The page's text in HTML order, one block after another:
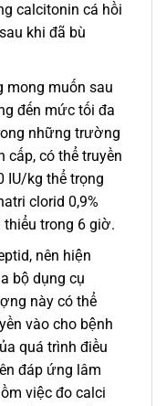
calcitonin cá hồi
khi đã bù
mong muốn sau
đến mức tối đa
những trường
cấp, có thể truyền
IU/kg thể trọng
clorid 0,9%
trong 6 giờ.
nên hiện
bộ dụng cụ
này có thể
vào cho bệnh
quá trình điều
đáp ứng lâm
việc đo calci